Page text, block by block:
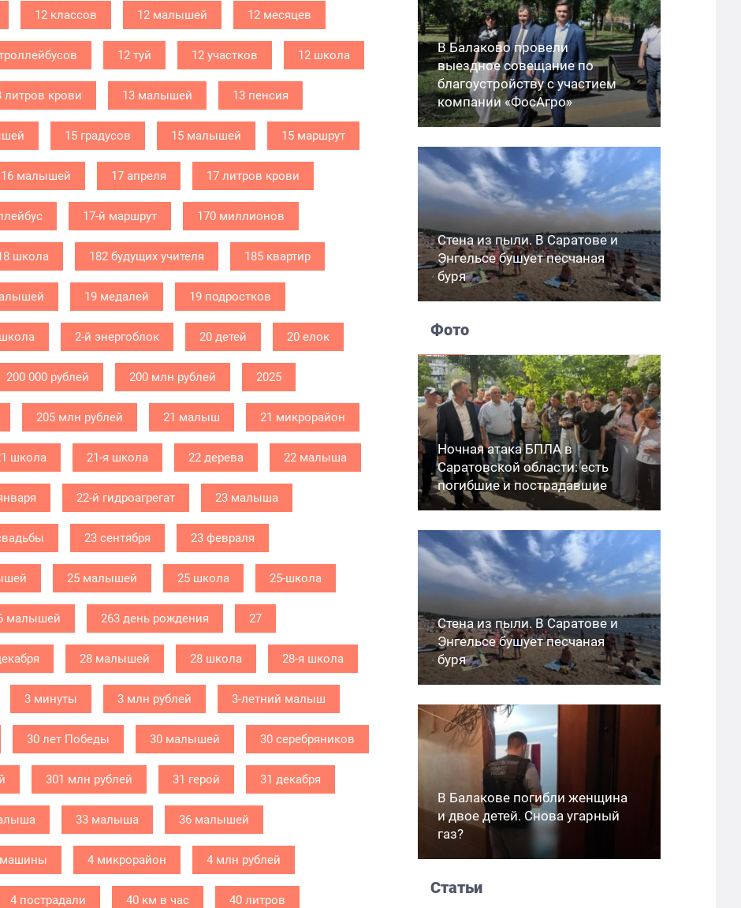
12 классов 12 малышей 12 месяцев
12 туй 12 участков 12 школа
литров крови 13 малышей 13 пенсия
15 градусов 15 малышей 15 маршрут
16 малышей 17 апреля 17 литров крови
17-й маршрут 170 миллионов
школа 182 будущих учителя 185 квартир
19 медалей 19 подростков
2-й энергоблок 20 детей 20 елок
200 000 рублей 200 млн рублей 2025
205 млн рублей 21 малыш 21 микрорайон
школа 21-я школа 22 дерева 22 малыша
22-й гидроагрегат 23 малыша
23 сентября 23 февраля
25 малышей 25 школа 25-школа
малышей 263 день рождения 27
28 малышей 28 школа 28-я школа
3 минуты 3 млн рублей 3-летний малыш
30 лет Победы 30 малышей 30 серебряников
301 млн рублей 31 герой 31 декабря
33 малыша 36 малышей
4 микрорайон 4 млн рублей
4 пострадали 40 км в час 40 литров
В Балаково провели
выездное совещание по
благоустройству с участием
компании «ФосАгро»
Стена из пыли. В Саратове и
Энгельсе бушует песчаная
буря
Фото
Ночная атака БПЛА в
Саратовской области: есть
погибшие и пострадавшие
Стена из пыли. В Саратове и
Энгельсе бушует песчаная
буря
В Балакове погибли женщина
и двое детей. Снова угарный
газ?
Статьи